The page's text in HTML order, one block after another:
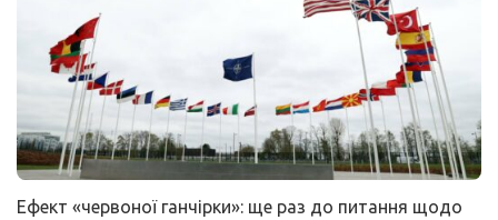
Ефект «червоної ганчірки»: ще раз до питання щодо